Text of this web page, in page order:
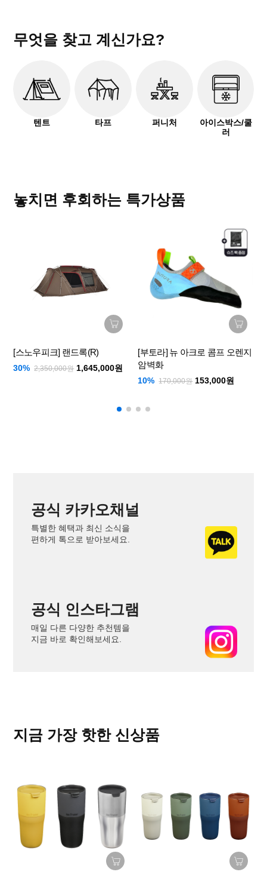
무엇을 찾고 계신가요?
텐트 타프 퍼니처
아이스박스/쿨
러
놓치면 후회하는 특가상품
[스노우피크] 랜드록(R)
30% 2,350,000원 1,645,000원
[부토라] 뉴 아크로 콤프 오렌지
암벽화
10% 170,000원 153,000원
공식 카카오채널
특별한 혜택과 최신 소식을
편하게 톡으로 받아보세요.
공식 인스타그램
매일 다른 다양한 추천템을
지금 바로 확인해보세요.
지금 가장 핫한 신상품